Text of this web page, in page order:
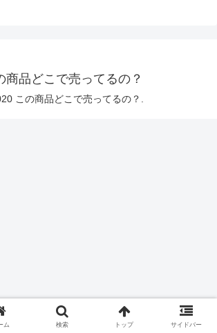
商品どこで売ってるの？
この商品どこで売ってるの？.
ム 検索 トップ サイドバー